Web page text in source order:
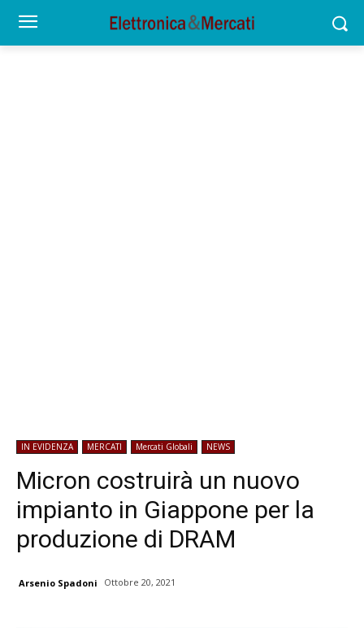
IN EVIDENZA MERCATI Mercati Globali NEWS
Micron costruirà un nuovo
impianto in Giappone per la
produzione di DRAM
Arsenio Spadoni Ottobre 20, 2021